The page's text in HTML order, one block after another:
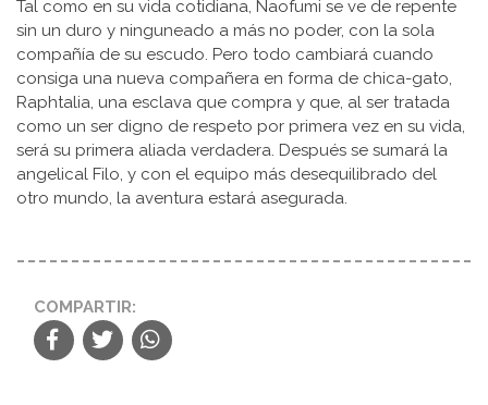
Tal como en su vida cotidiana, Naofumi se ve de repente
sin un duro y ninguneado a más no poder, con la sola
compañía de su escudo. Pero todo cambiará cuando
consiga una nueva compañera en forma de chica-gato,
Raphtalia, una esclava que compra y que, al ser tratada
como un ser digno de respeto por primera vez en su vida,
será su primera aliada verdadera. Después se sumará la
angelical Filo, y con el equipo más desequilibrado del
otro mundo, la aventura estará asegurada.
COMPARTIR: